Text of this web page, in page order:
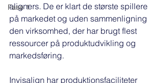
Fase 1
aligners. De er klart de største spillere
på markedet og uden sammenligning
den virksomhed, der har brugt flest
ressourcer på produktudvikling og
markedsføring.
Invisalign har produktionsfaciliteter